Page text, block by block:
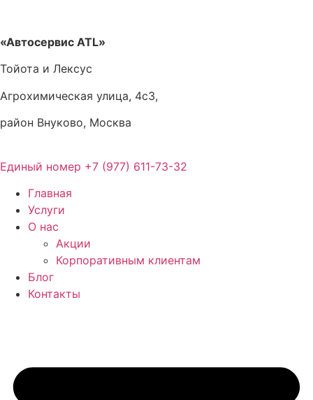
содержимому
«Автосервис ATL»
Тойота и Лексус
Агрохимическая улица, 4с3,
район Внуково, Москва
Единый номер +7 (977) 611-73-32
Главная
Услуги
О нас
Акции
Корпоративным клиентам
Блог
Контакты